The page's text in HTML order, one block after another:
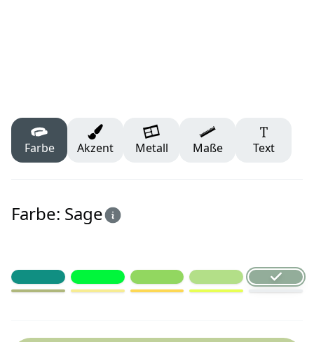
Farbe Akzent Metall Maße Text
Farbe: Sage